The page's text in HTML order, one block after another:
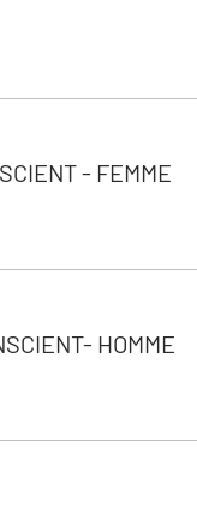
- FEMME
HOMME